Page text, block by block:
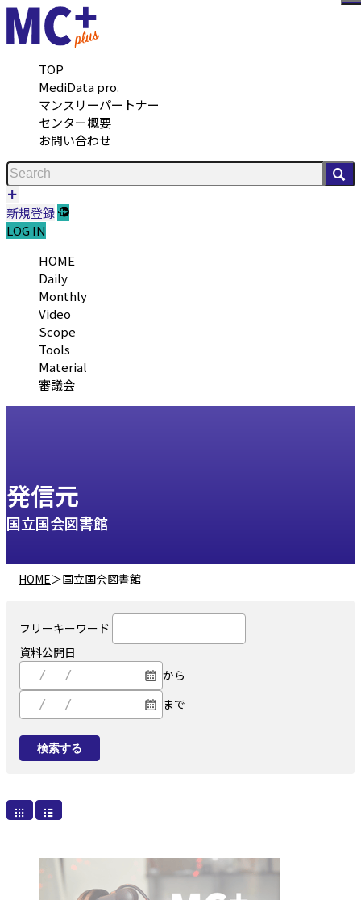
TOP
MediData pro.
マンスリーパートナー
センター概要
お問い合わせ
新規登録
LOG IN
HOME
Daily
Monthly
Video
Scope
Tools
Material
審議会
発信元
国立国会図書館
HOME＞国立国会図書館
フリーキーワード
資料公開日
から
まで
検索する
メ